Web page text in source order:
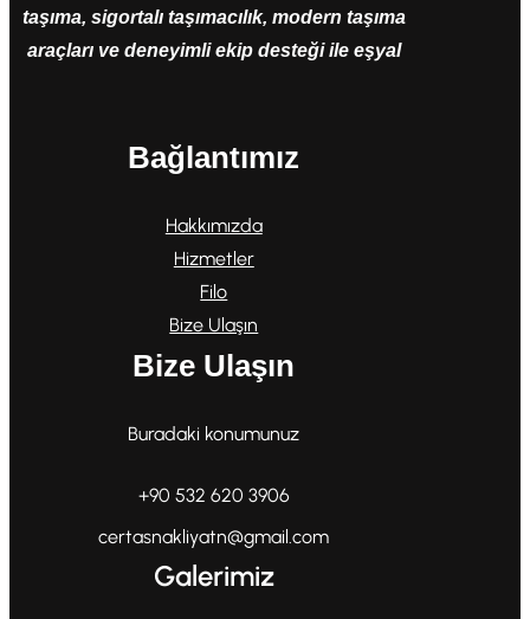
taşıma, sigortalı taşımacılık, modern taşıma
araçları ve deneyimli ekip desteği ile eşyal
Bağlantımız
Hakkımızda
Hizmetler
Filo
Bize Ulaşın
Bize Ulaşın
Buradaki konumunuz
+90 532 620 3906
certasnakliyatn@gmail.com
Galerimiz